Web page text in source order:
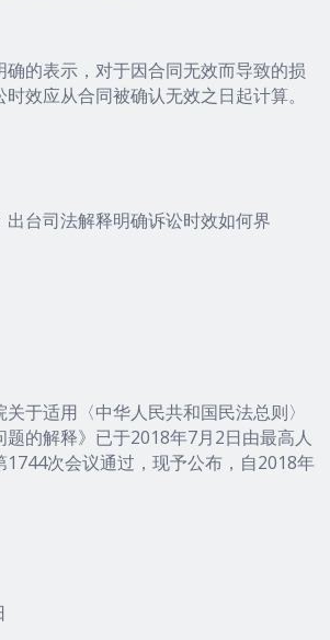
确的表示，对于因合同无效而导致的损
效应从合同被确认无效之日起计算。
出台司法解释明确诉讼时效如何界
适用〈中华人民共和国民法总则〉
的解释》已于2018年7月2日由最高人
1744次会议通过，现予公布，自2018年